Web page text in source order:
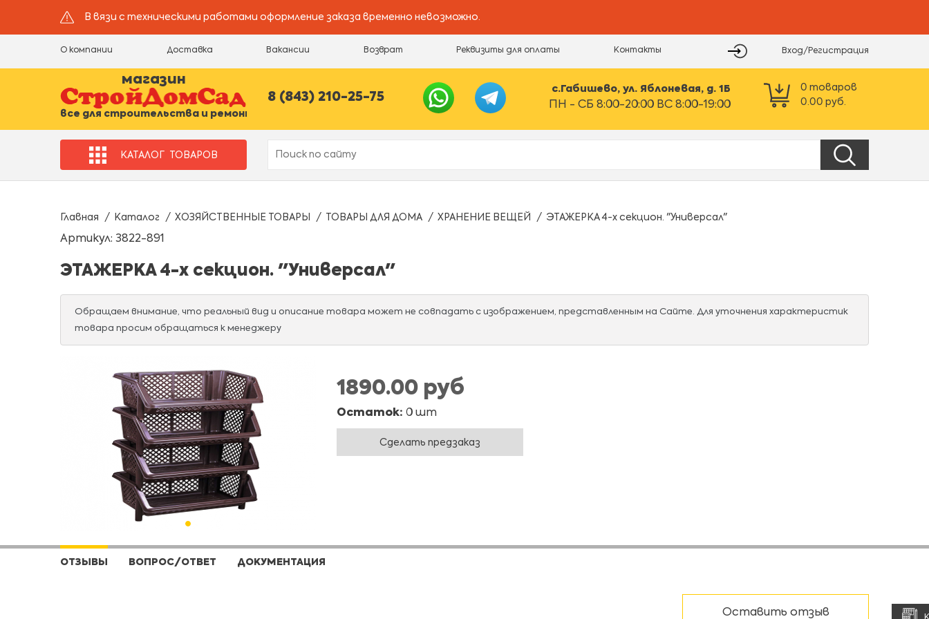
В вязи с техническими работами оформление заказа временно невозможно.
О компании Доставка Вакансии Возврат Реквизиты для оплаты Контакты Вход/Регистрация
магазин
все для строительства и ремонта
8 (843) 210-25-75
с.Габишево, ул. Яблоневая, д. 1Б
ПН - СБ 8:00-20:00 ВС 8:00-19:00
0 товаров
0.00 руб.
КАТАЛОГ ТОВАРОВ
Главная Каталог ХОЗЯЙСТВЕННЫЕ ТОВАРЫ ТОВАРЫ ДЛЯ ДОМА ХРАНЕНИЕ ВЕЩЕЙ ЭТАЖЕРКА 4-х секцион. "Универсал"
Артикул: 3822-891
ЭТАЖЕРКА 4-х секцион. "Универсал"
Обращаем внимание, что реальный вид и описание товара может не совпадать с изображением, представленным на Сайте. Для уточнения характеристик
товара просим обращаться к менеджеру
1890.00 руб
Остаток: 0 шт
Сделать предзаказ
ОТЗЫВЫ ВОПРОС/ОТВЕТ ДОКУМЕНТАЦИЯ
Оставить отзыв